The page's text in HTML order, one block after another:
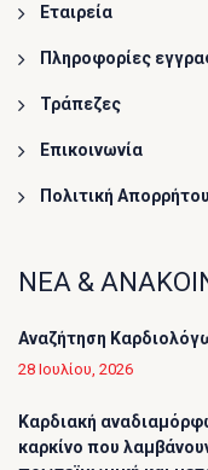
Εταιρεία
Πληροφορίες
Τράπεζες
Επικοινωνία
Πολιτική Απορρήτου
ΝΕΑ &
Αναζήτηση
28 Ιουλίου, 2026
Καρδιακή
καρκίνο που